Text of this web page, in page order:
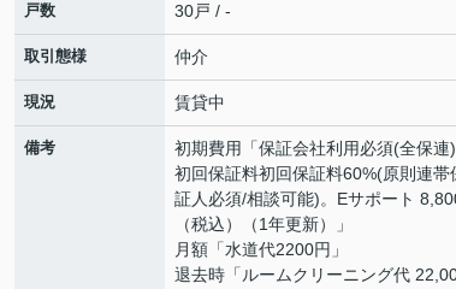
戸数 30戸 / -
取引態様 仲介
現況 賃貸中
備考
初期費用「保証会社利用必須(全保連
初回保証料初回保証料60%(原則連帯
証人必須/相談可能)。Eサポート
（税込）（1年更新）」
月額「水道代2200円」
退去時「ルームクリーニング代